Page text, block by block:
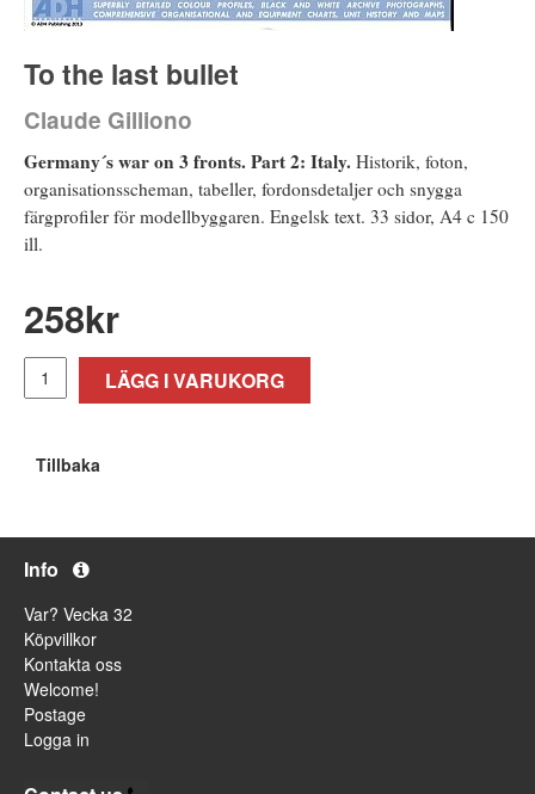
To the last bullet
Claude Gilliono
Germany´s war on 3 fronts. Part 2: Italy. Historik, foton,
organisationsscheman, tabeller, fordonsdetaljer och snygga
färgprofiler för modellbyggaren. Engelsk text. 33 sidor, A4 c 150
ill.
258kr
LÄGG I VARUKORG
Tillbaka
Info
Var? Vecka 32
Köpvillkor
Kontakta oss
Welcome!
Postage
Logga in